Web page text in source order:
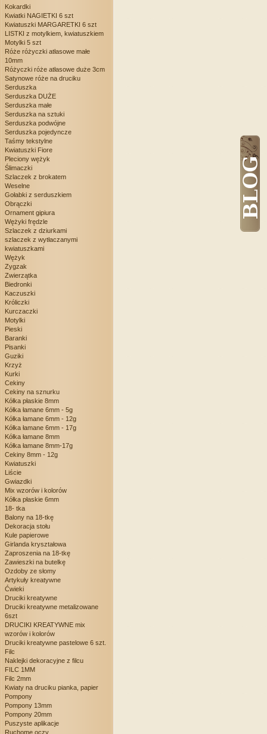
Kokardki
Kwiatki NAGIETKI 6 szt
Kwiatuszki MARGARETKI 6 szt
LISTKI z motylkiem, kwiatuszkiem
Motylki 5 szt
Róże różyczki atłasowe małe
10mm
Różyczki róże atłasowe duże 3cm
Satynowe róże na druciku
Serduszka
Serduszka DUŻE
Serduszka małe
Serduszka na sztuki
Serduszka podwójne
Serduszka pojedyncze
Taśmy tekstylne
Kwiatuszki Fiore
Pleciony wężyk
Ślimaczki
Szlaczek z brokatem
Weselne
Gołabki z serduszkiem
Obrączki
Ornament gipiura
Wężyki frędzle
Szlaczek z dziurkami
szlaczek z wytłaczanymi
kwiatuszkami
Wężyk
Zygzak
Zwierzątka
Biedronki
Kaczuszki
Króliczki
Kurczaczki
Motylki
Pieski
Baranki
Pisanki
Guziki
Krzyż
Kurki
Cekiny
Cekiny na sznurku
Kółka płaskie 8mm
Kółka łamane 6mm - 5g
Kółka łamane 6mm - 12g
Kółka łamane 6mm - 17g
Kółka łamane 8mm
Kółka łamane 8mm-17g
Cekiny 8mm - 12g
Kwiatuszki
Liście
Gwiazdki
Mix wzorów i kolorów
Kółka płaskie 6mm
18- tka
Balony na 18-tkę
Dekoracja stołu
Kule papierowe
Girlanda kryształowa
Zaproszenia na 18-tkę
Zawieszki na butelkę
Ozdoby ze słomy
Artykuły kreatywne
Ćwieki
Druciki kreatywne
Druciki kreatywne metalizowane
6szt
DRUCIKI KREATYWNE mix
wzorów i kolorów
Druciki kreatywne pastelowe 6 szt.
Filc
Naklejki dekoracyjne z filcu
FILC 1MM
Filc 2mm
Kwiaty na druciku pianka, papier
Pompony
Pompony 13mm
Pompony 20mm
Puszyste aplikacje
Ruchome oczy